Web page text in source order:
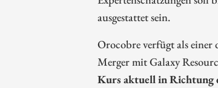
ausgestattet sein.
Orocobre verfügt als
Merger mit Galaxy
Kurs aktuell in Richtung